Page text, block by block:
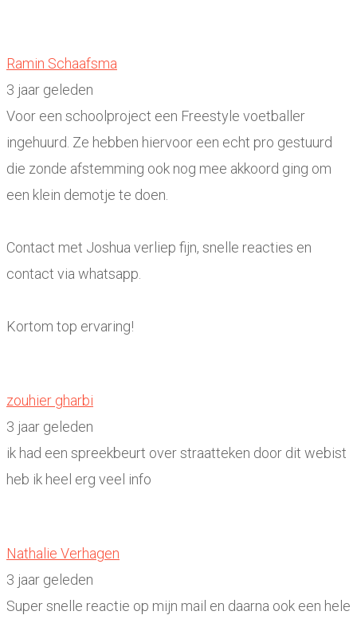
Ramin Schaafsma
3 jaar geleden
Voor een schoolproject een Freestyle voetballer
ingehuurd. Ze hebben hiervoor een echt pro gestuurd
die zonde afstemming ook nog mee akkoord ging om
een klein demotje te doen.
Contact met Joshua verliep fijn, snelle reacties en
contact via whatsapp.
Kortom top ervaring!
zouhier gharbi
3 jaar geleden
ik had een spreekbeurt over straatteken door dit webist
heb ik heel erg veel info
Nathalie Verhagen
3 jaar geleden
Super snelle reactie op mijn mail en daarna ook een hele